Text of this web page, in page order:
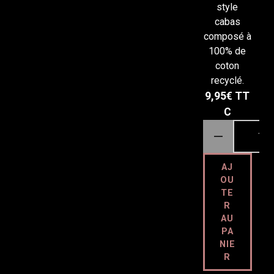
coton
style
cabas
composé à
100% de
coton
recyclé.
9,95€ TT
C
AJ
OU
TE
R
AU
PA
NIE
R